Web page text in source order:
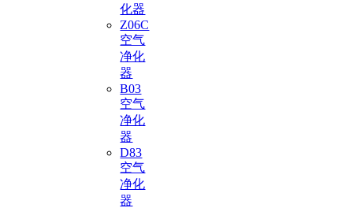
化器
Z06C
空气
净化
器
B03
空气
净化
器
D83
空气
净化
器